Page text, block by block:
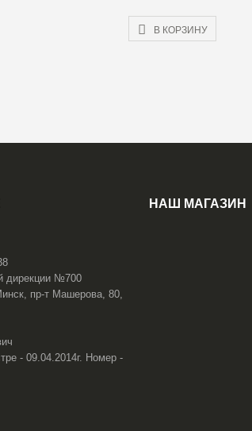
В КОРЗИНУ
дирекции №700
пр-т Машерова, 80,
- 09.04.2014г. Номер -
НАШ МАГАЗИН